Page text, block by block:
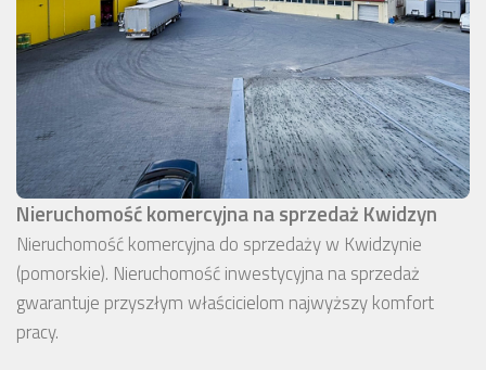
Nieruchomość komercyjna na sprzedaż Kwidzyn
Nieruchomość komercyjna do sprzedaży w Kwidzynie
(pomorskie). Nieruchomość inwestycyjna na sprzedaż
gwarantuje przyszłym właścicielom najwyższy komfort
pracy.